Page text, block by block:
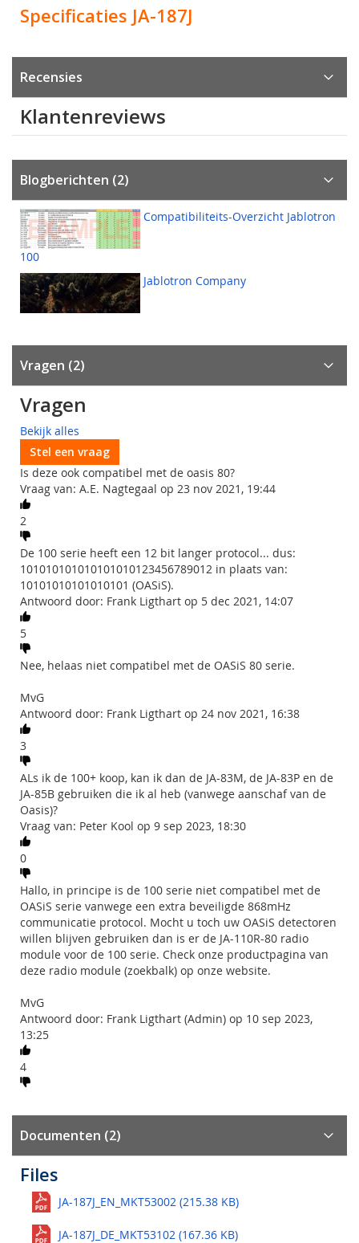
Specificaties JA-187J
Recensies
Klantenreviews
Blogberichten (2)
Compatibiliteits-Overzicht Jablotron
100
Jablotron Company
Vragen 2
Vragen
Bekijk alles
Stel een vraag
Is deze ook compatibel met de oasis 80?
Vraag van: A.E. Nagtegaal op 23 nov 2021, 19:44
2
De 100 serie heeft een 12 bit langer protocol... dus:
101010101010101010123456789012 in plaats van:
10101010101010101 (OASiS).
Antwoord door: Frank Ligthart op 5 dec 2021, 14:07
5
Nee, helaas niet compatibel met de OASiS 80 serie.
MvG
Antwoord door: Frank Ligthart op 24 nov 2021, 16:38
3
ALs ik de 100+ koop, kan ik dan de JA-83M, de JA-83P en de
JA-85B gebruiken die ik al heb (vanwege aanschaf van de
Oasis)?
Vraag van: Peter Kool op 9 sep 2023, 18:30
0
Hallo, in principe is de 100 serie niet compatibel met de
OASiS serie vanwege een extra beveiligde 868mHz
communicatie protocol. Mocht u toch uw OASiS detectoren
willen blijven gebruiken dan is er de JA-110R-80 radio
module voor de 100 serie. Check onze productpagina van
deze radio module (zoekbalk) op onze website.
MvG
Antwoord door: Frank Ligthart (Admin) op 10 sep 2023,
13:25
4
Documenten (2)
Files
JA-187J_EN_MKT53002 (215.38 KB)
JA-187J_DE_MKT53102 (167.36 KB)